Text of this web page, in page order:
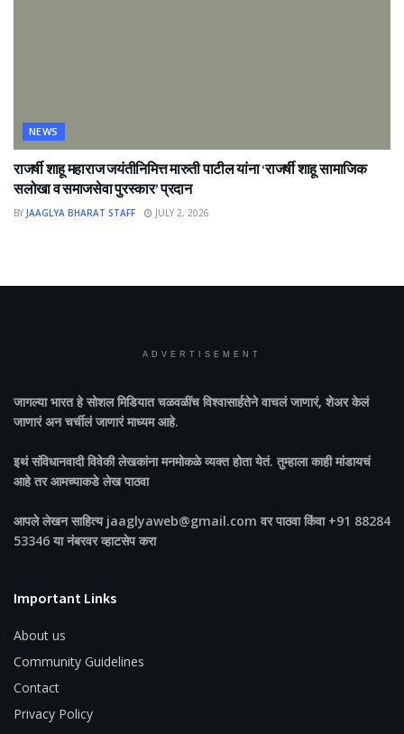
NEWS
राजर्षी शाहू महाराज जयंतीनिमित्त मारुती पाटील यांना ‘राजर्षी शाहू सामाजिक
सलोखा व समाजसेवा पुरस्कार’ प्रदान
BY JAAGLYA BHARAT STAFF JULY 2, 2026
ADVERTISEMENT
जागल्या भारतहे सोशल मिडियात चळवळींच विश्वासार्हतेने वाचलं जाणारं, शेअर केलं
जाणारं अन चर्चीलं जाणारं माध्यम आहे.
इथं संविधानवादी विवेकी लेखकांना मनमोकळे व्यक्त होता येतं. तुम्हाला काही मांडायचं
आहे तर आमच्याकडे लेख पाठवा
आपले लेखन साहित्य jaaglyaweb@gmail.com वर पाठवा किंवा +91 88284
53346 या नंबरवर व्हाटसेप करा
Important Links
About us
Community Guidelines
Contact
Privacy Policy